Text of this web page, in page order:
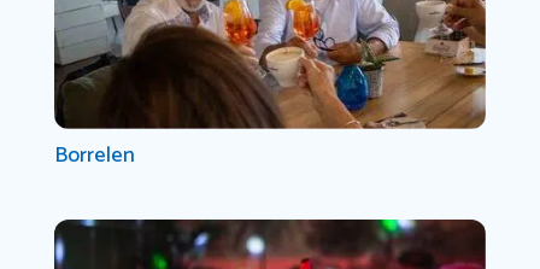
Borrelen